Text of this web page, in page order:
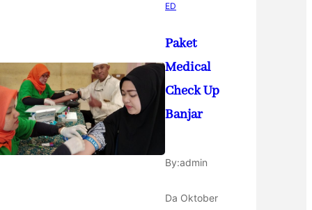
ED
Paket
Medical
Check Up
Banjar
By:admin
Da Oktober